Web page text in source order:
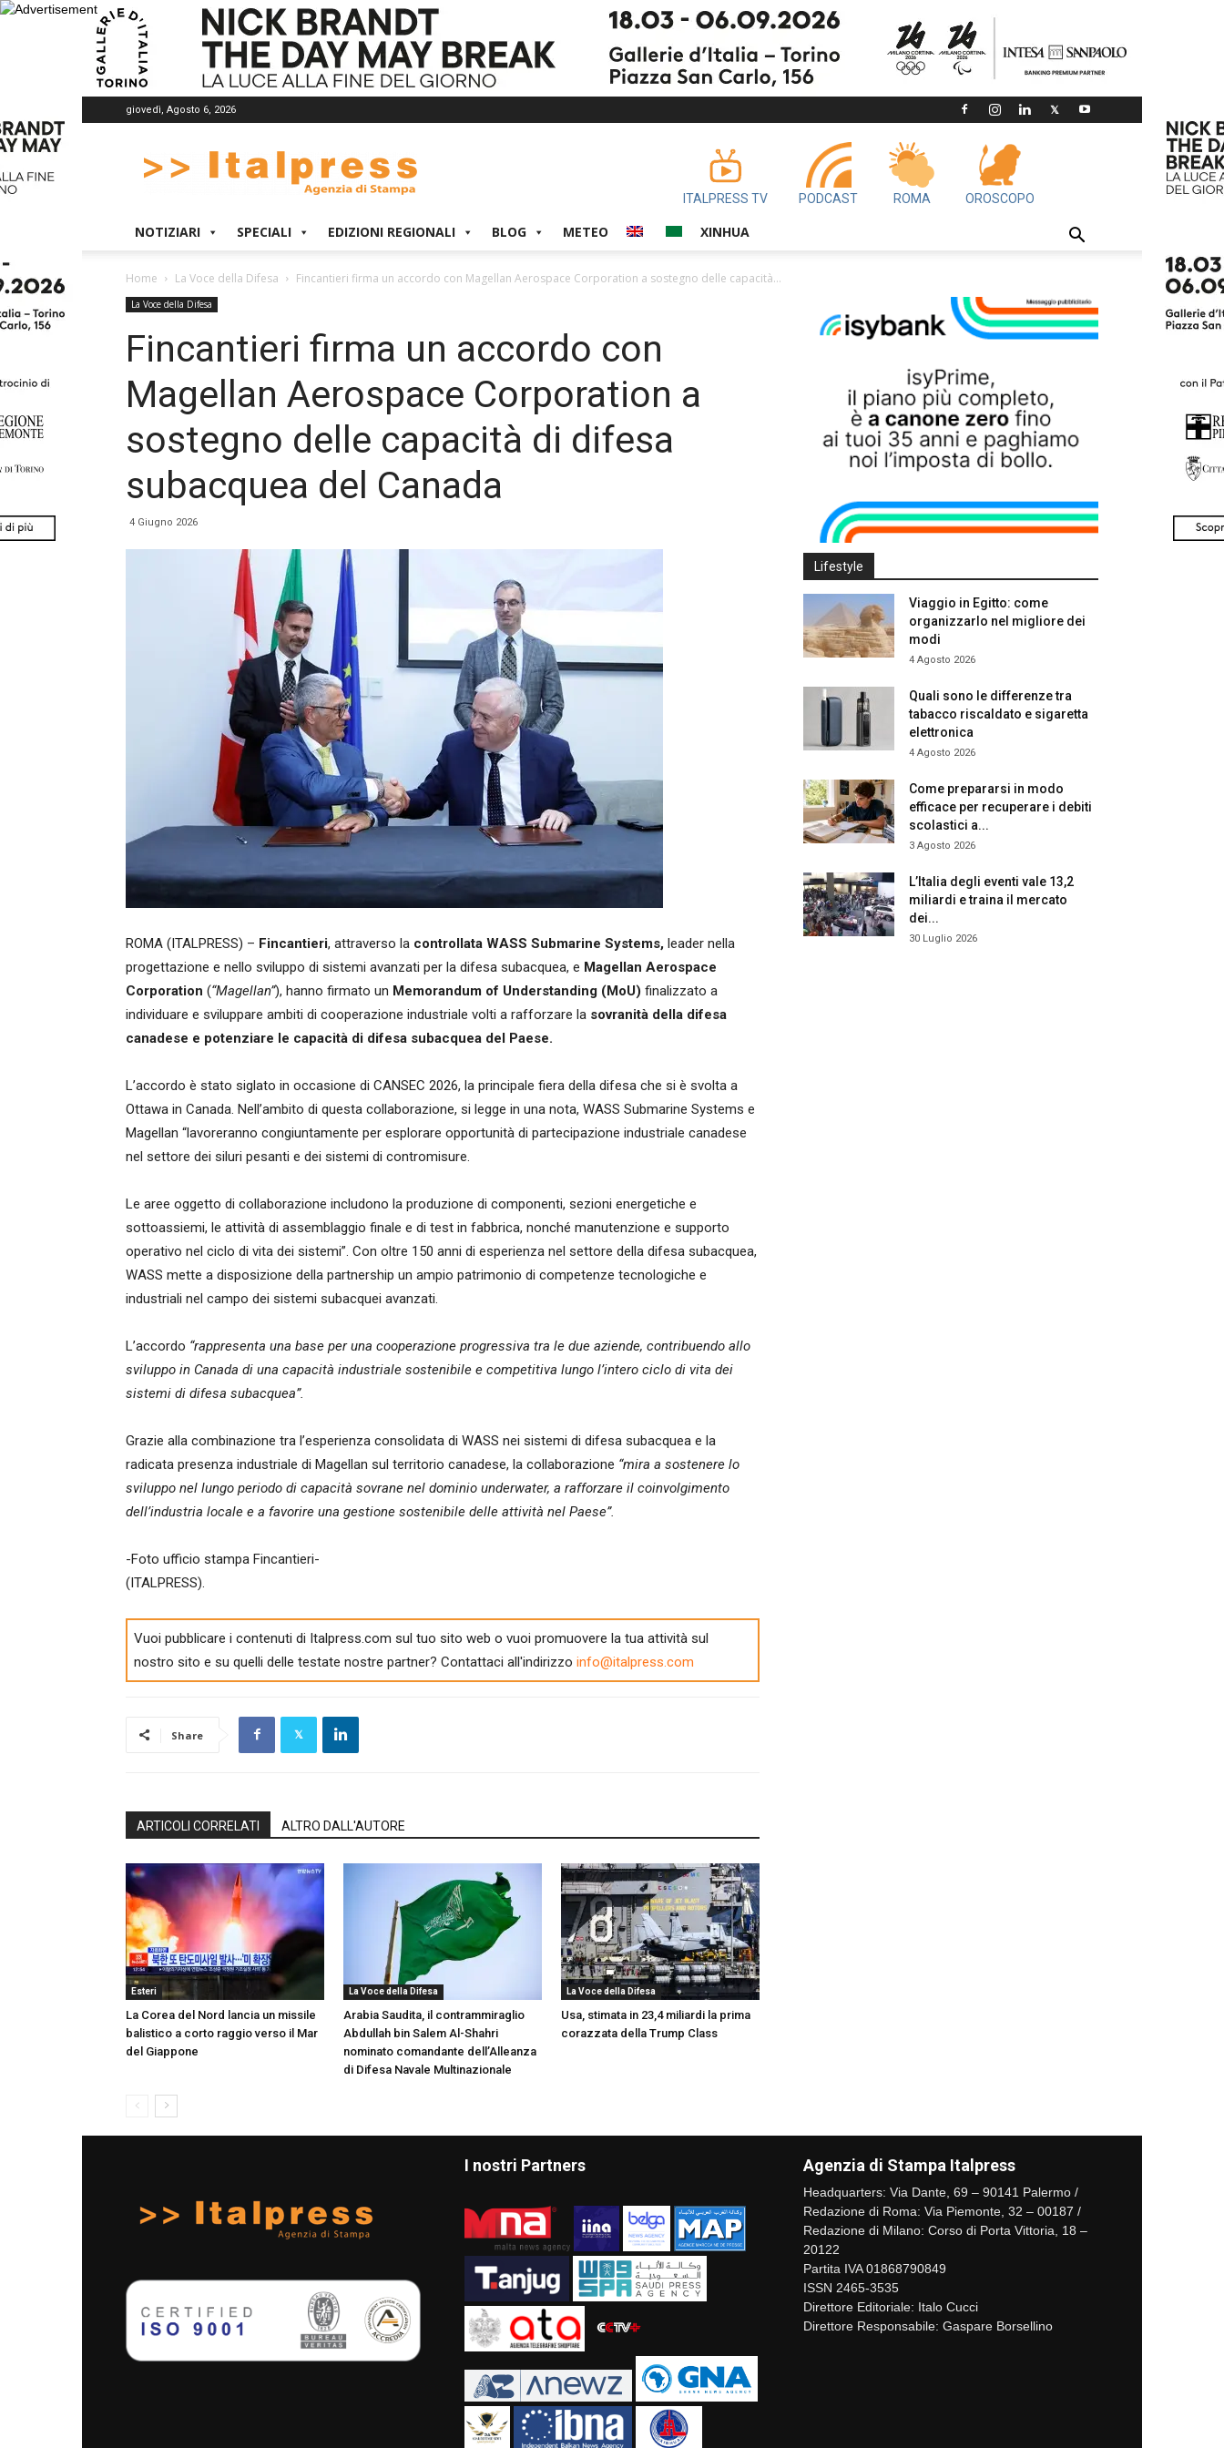
giovedì, Agosto 6, 2026
ITALPRESS TV PODCAST ROMA OROSCOPO
NOTIZIARI SPECIALI EDIZIONI REGIONALI BLOG METEO XINHUA
Home La Voce della Difesa Fincantieri firma un accordo con Magellan Aerospace Corporation a sostegno delle capacità...
La Voce della Difesa
Fincantieri firma un accordo con
Magellan Aerospace Corporation a
sostegno delle capacità di difesa
subacquea del Canada
4 Giugno 2026
ROMA (ITALPRESS) – Fincantieri, attraverso la controllata WASS Submarine Systems, leader nella
progettazione e nello sviluppo di sistemi avanzati per la difesa subacquea, e Magellan Aerospace
Corporation (“Magellan”), hanno firmato un Memorandum of Understanding (MoU) finalizzato a
individuare e sviluppare ambiti di cooperazione industriale volti a rafforzare la sovranità della difesa
canadese e potenziare le capacità di difesa subacquea del Paese.
L’accordo è stato siglato in occasione di CANSEC 2026, la principale fiera della difesa che si è svolta a
Ottawa in Canada. Nell’ambito di questa collaborazione, si legge in una nota, WASS Submarine Systems e
Magellan “lavoreranno congiuntamente per esplorare opportunità di partecipazione industriale canadese
nel settore dei siluri pesanti e dei sistemi di contromisure.
Le aree oggetto di collaborazione includono la produzione di componenti, sezioni energetiche e
sottoassiemi, le attività di assemblaggio finale e di test in fabbrica, nonché manutenzione e supporto
operativo nel ciclo di vita dei sistemi”. Con oltre 150 anni di esperienza nel settore della difesa subacquea,
WASS mette a disposizione della partnership un ampio patrimonio di competenze tecnologiche e
industriali nel campo dei sistemi subacquei avanzati.
L’accordo “rappresenta una base per una cooperazione progressiva tra le due aziende, contribuendo allo
sviluppo in Canada di una capacità industriale sostenibile e competitiva lungo l’intero ciclo di vita dei
sistemi di difesa subacquea”.
Grazie alla combinazione tra l’esperienza consolidata di WASS nei sistemi di difesa subacquea e la
radicata presenza industriale di Magellan sul territorio canadese, la collaborazione “mira a sostenere lo
sviluppo nel lungo periodo di capacità sovrane nel dominio underwater, a rafforzare il coinvolgimento
dell’industria locale e a favorire una gestione sostenibile delle attività nel Paese”.
-Foto ufficio stampa Fincantieri-
(ITALPRESS).
Vuoi pubblicare i contenuti di Italpress.com sul tuo sito web o vuoi promuovere la tua attività sul
nostro sito e su quelli delle testate nostre partner? Contattaci all'indirizzo info@italpress.com
Share
ARTICOLI CORRELATI ALTRO DALL'AUTORE
Esteri
La Corea del Nord lancia un missile
balistico a corto raggio verso il Mar
del Giappone
La Voce della Difesa
Arabia Saudita, il contrammiraglio
Abdullah bin Salem Al-Shahri
nominato comandante dell’Alleanza
di Difesa Navale Multinazionale
La Voce della Difesa
Usa, stimata in 23,4 miliardi la prima
corazzata della Trump Class
Lifestyle
Viaggio in Egitto: come
organizzarlo nel migliore dei
modi
4 Agosto 2026
Quali sono le differenze tra
tabacco riscaldato e sigaretta
elettronica
4 Agosto 2026
Come prepararsi in modo
efficace per recuperare i debiti
scolastici a...
3 Agosto 2026
L’Italia degli eventi vale 13,2
miliardi e traina il mercato
dei...
30 Luglio 2026
I nostri Partners Agenzia di Stampa Italpress
Headquarters: Via Dante, 69 – 90141 Palermo /
Redazione di Roma: Via Piemonte, 32 – 00187 /
Redazione di Milano: Corso di Porta Vittoria, 18 –
20122
Partita IVA 01868790849
ISSN 2465-3535
Direttore Editoriale: Italo Cucci
Direttore Responsabile: Gaspare Borsellino